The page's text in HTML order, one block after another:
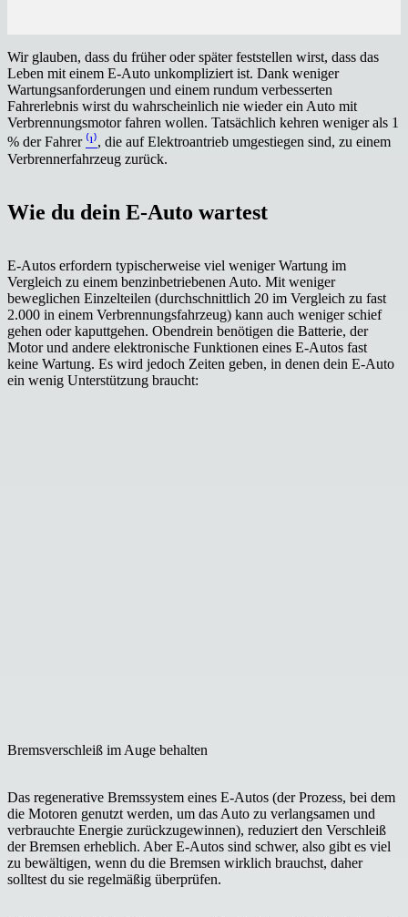
Wir glauben, dass du früher oder später feststellen wirst, dass das
Leben mit einem E-Auto unkompliziert ist. Dank weniger
Wartungsanforderungen und einem rundum verbesserten
Fahrerlebnis wirst du wahrscheinlich nie wieder ein Auto mit
Verbrennungsmotor fahren wollen. Tatsächlich kehren weniger als 1
% der Fahrer ⁽¹⁾, die auf Elektroantrieb umgestiegen sind, zu einem
Verbrennerfahrzeug zurück.
Wie du dein E-Auto wartest
E-Autos erfordern typischerweise viel weniger Wartung im
Vergleich zu einem benzinbetriebenen Auto. Mit weniger
beweglichen Einzelteilen (durchschnittlich 20 im Vergleich zu fast
2.000 in einem Verbrennungsfahrzeug) kann auch weniger schief
gehen oder kaputtgehen. Obendrein benötigen die Batterie, der
Motor und andere elektronische Funktionen eines E-Autos fast
keine Wartung. Es wird jedoch Zeiten geben, in denen dein E-Auto
ein wenig Unterstützung braucht:
Bremsverschleiß im Auge behalten
Das regenerative Bremssystem eines E-Autos (der Prozess, bei dem
die Motoren genutzt werden, um das Auto zu verlangsamen und
verbrauchte Energie zurückzugewinnen), reduziert den Verschleiß
der Bremsen erheblich. Aber E-Autos sind schwer, also gibt es viel
zu bewältigen, wenn du die Bremsen wirklich brauchst, daher
solltest du sie regelmäßig überprüfen.